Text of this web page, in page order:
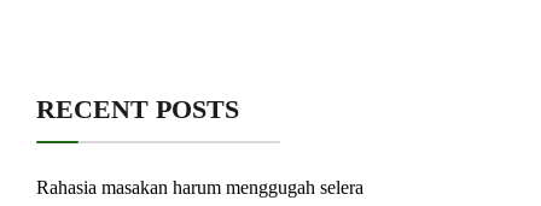
RECENT POSTS
Rahasia masakan harum menggugah selera